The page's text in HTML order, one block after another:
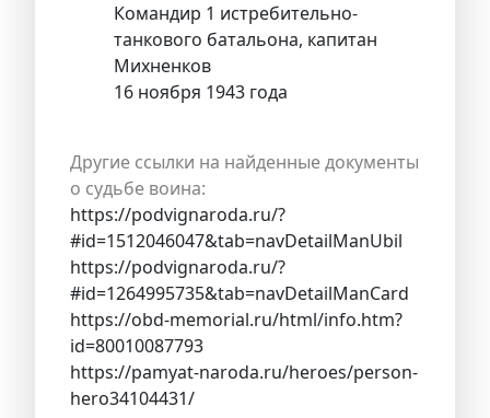
Командир 1 истребительно-
танкового батальона, капитан
Михненков
16 ноября 1943 года
Другие ссылки на найденные документы
о судьбе воина:
https://podvignaroda.ru/?
#id=1512046047&tab=navDetailManUbil
https://podvignaroda.ru/?
#id=1264995735&tab=navDetailManCard
https://obd-memorial.ru/html/info.htm?
id=80010087793
https://pamyat-naroda.ru/heroes/person-
hero34104431/